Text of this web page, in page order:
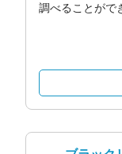
調べることがで